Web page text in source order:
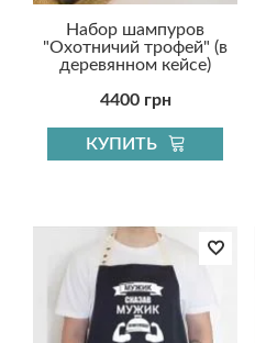
Набор шампуров
"Охотничий трофей" (в
деревянном кейсе)
4400 грн
КУПИТЬ